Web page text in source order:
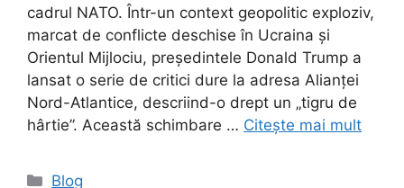
cadrul NATO. Într-un context geopolitic exploziv,
marcat de conflicte deschise în Ucraina și
Orientul Mijlociu, președintele Donald Trump a
lansat o serie de critici dure la adresa Alianței
Nord-Atlantice, descriind-o drept un „tigru de
hârtie”. Această schimbare … Citește mai mult
Categorii
Blog